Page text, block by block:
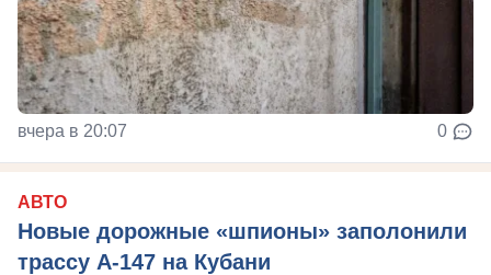
вчера в 20:07 0
АВТО
Новые дорожные «шпионы» заполонили
трассу А-147 на Кубани